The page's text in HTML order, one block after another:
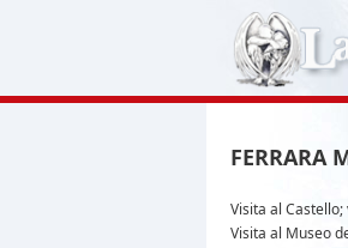
FERRARA
Visita al
Visita al Museo